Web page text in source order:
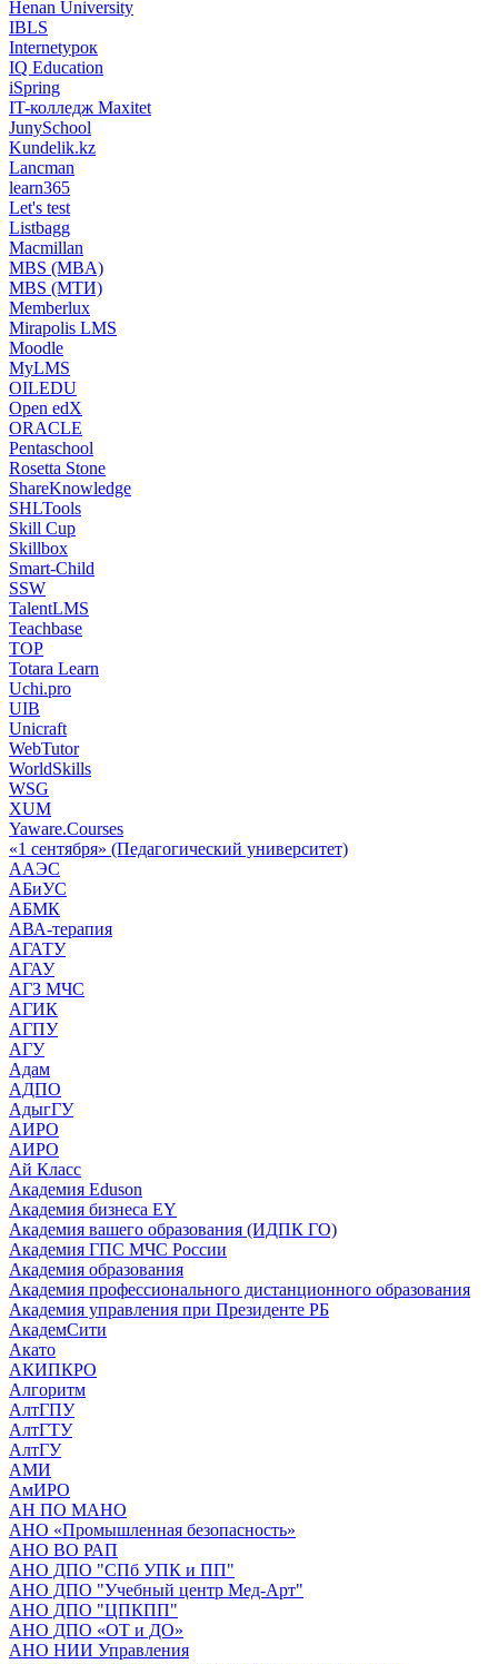
Henan University
IBLS
Internetурок
IQ Education
iSpring
IT-колледж Maxitet
JunySchool
Kundelik.kz
Lancman
learn365
Let's test
Listbagg
Macmillan
MBS (MBA)
MBS (МТИ)
Memberlux
Mirapolis LMS
Moodle
MyLMS
OILEDU
Open edX
ORACLE
Pentaschool
Rosetta Stone
ShareKnowledge
SHLTools
Skill Cup
Skillbox
Smart-Child
SSW
TalentLMS
Teachbase
TOP
Totara Learn
Uchi.pro
UIB
Unicraft
WebTutor
WorldSkills
WSG
XUM
Yaware.Courses
«1 сентября» (Педагогический университет)
ААЭС
АБиУС
АБМК
АВА-терапия
АГАТУ
АГАУ
АГЗ МЧС
АГИК
АГПУ
АГУ
Адам
АДПО
АдыгГУ
АИРО
АИРО
Ай Класс
Академия Eduson
Академия бизнеса EY
Академия вашего образования (ИДПК ГО)
Академия ГПС МЧС России
Академия образования
Академия профессионального дистанционного образования
Академия управления при Президенте РБ
АкадемСити
Акато
АКИПКРО
Алгоритм
АлтГПУ
АлтГТУ
АлтГУ
АМИ
АмИРО
АН ПО МАНО
АНО «Промышленная безопасность»
АНО ВО РАП
АНО ДПО "СПб УПК и ПП"
АНО ДПО "Учебный центр Мед-Арт"
АНО ДПО "ЦПКПП"
АНО ДПО «ОТ и ДО»
АНО НИИ Управления